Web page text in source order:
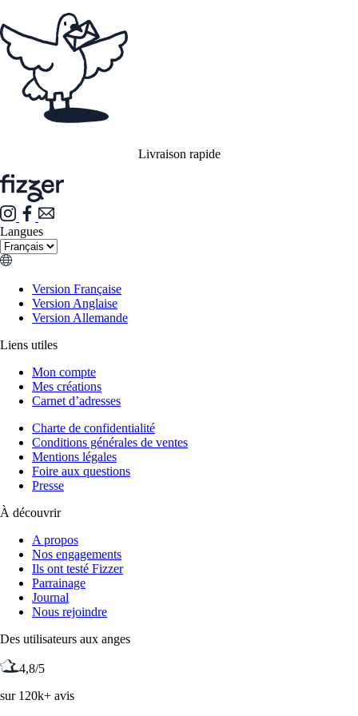
Livraison rapide
Langues
Version Française
Version Anglaise
Version Allemande
Liens utiles
Mon compte
Mes créations
Carnet d’adresses
Charte de confidentialité
Conditions générales de ventes
Mentions légales
Foire aux questions
Presse
À découvrir
A propos
Nos engagements
Ils ont testé Fizzer
Parrainage
Journal
Nous rejoindre
Des utilisateurs aux anges
4,8/5
sur 120k+ avis